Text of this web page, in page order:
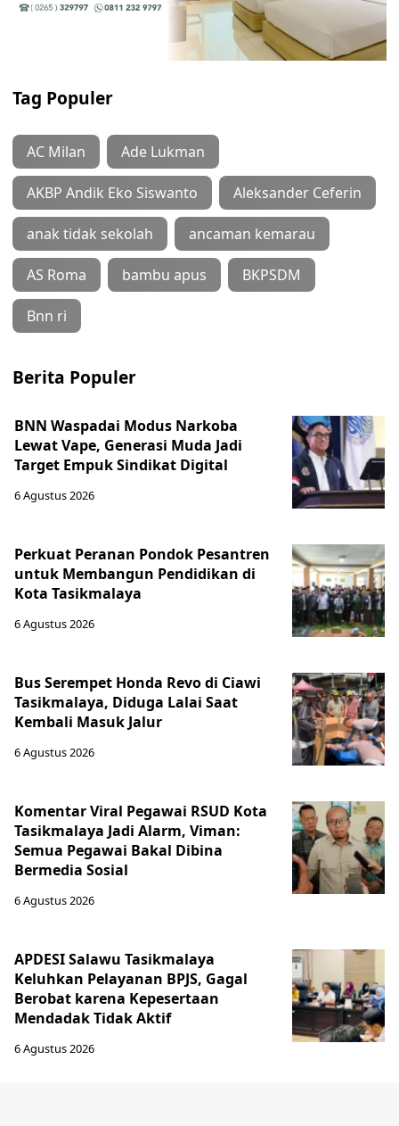
Tag Populer
AC Milan Ade Lukman
AKBP Andik Eko Siswanto Aleksander Ceferin
anak tidak sekolah ancaman kemarau
AS Roma bambu apus BKPSDM
Bnn ri
Berita Populer
BNN Waspadai Modus Narkoba
Lewat Vape, Generasi Muda Jadi
Target Empuk Sindikat Digital
6 Agustus 2026
Perkuat Peranan Pondok Pesantren
untuk Membangun Pendidikan di
Kota Tasikmalaya ‎
6 Agustus 2026
Bus Serempet Honda Revo di Ciawi
Tasikmalaya, Diduga Lalai Saat
Kembali Masuk Jalur
6 Agustus 2026
Komentar Viral Pegawai RSUD Kota
Tasikmalaya Jadi Alarm, Viman:
Semua Pegawai Bakal Dibina
Bermedia Sosial
6 Agustus 2026
APDESI Salawu Tasikmalaya
Keluhkan Pelayanan BPJS, Gagal
Berobat karena Kepesertaan
Mendadak Tidak Aktif
6 Agustus 2026